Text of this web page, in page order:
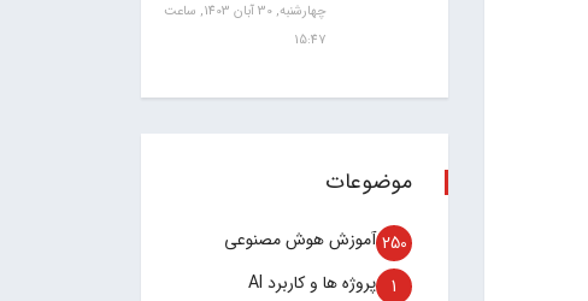
چهارشنبه, 30 آبان 1403, ساعت
15:47
موضوعات
آموزش هوش مصنوعی 250
پروژه ها و کاربرد AI 1